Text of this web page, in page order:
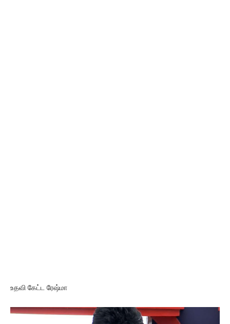
உதவி கேட்ட ரேஷ்மா